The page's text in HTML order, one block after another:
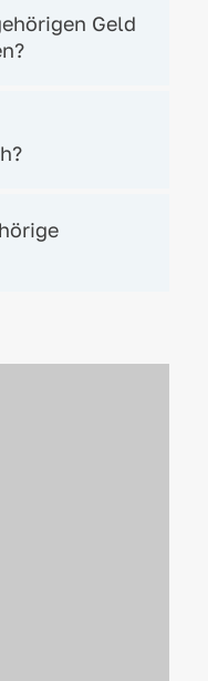
Geld